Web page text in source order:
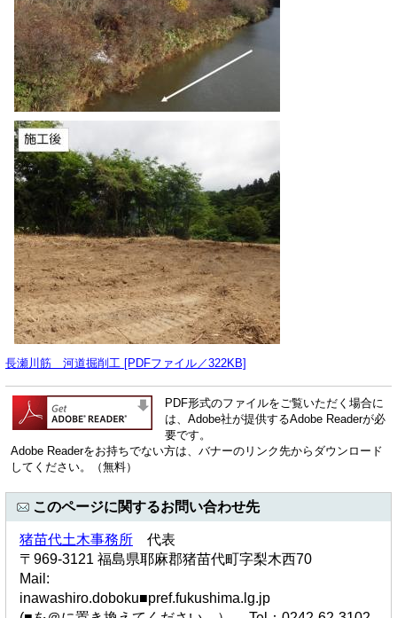
長瀬川筋 河道掘削工 [PDFファイル／322KB]
PDF形式のファイルをご覧いただく場合に
は、Adobe社が提供するAdobe Readerが必
要です。
Adobe Readerをお持ちでない方は、バナーのリンク先からダウンロード
してください。（無料）
このページに関するお問い合わせ先
猪苗代土木事務所 代表
〒969-3121 福島県耶麻郡猪苗代町字梨木西70
Mail:
inawashiro.doboku■pref.fukushima.lg.jp